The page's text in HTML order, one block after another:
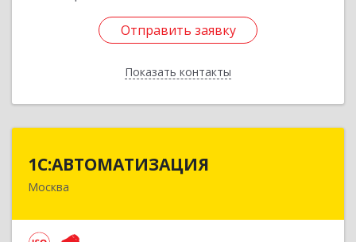
Отправить заявку
Показать контакты
Отправить заявку
Назад
1С:АВТОМАТИЗАЦИЯ
Москва111024, Москва г, Энтузиастов 1-я ул, дом №